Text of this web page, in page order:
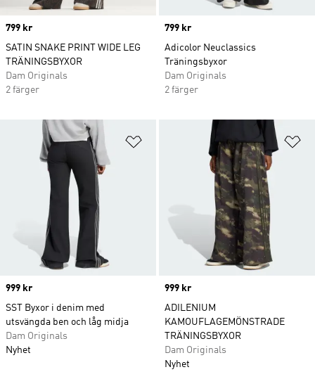
Price
799 kr
SATIN SNAKE PRINT WIDE LEG
TRÄNINGSBYXOR
Dam Originals
2 färger
Price
799 kr
Adicolor Neuclassics
Träningsbyxor
Dam Originals
2 färger
Lägg till på önskelistan
Price
999 kr
SST Byxor i denim med
utsvängda ben och låg midja
Dam Originals
Nyhet
Price
999 kr
ADILENIUM
KAMOUFLAGEMÖNSTRADE
TRÄNINGSBYXOR
Dam Originals
Nyhet